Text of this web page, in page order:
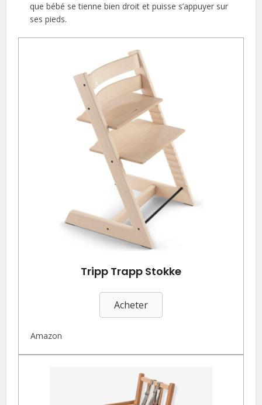
que bébé se tienne bien droit et puisse s’appuyer sur
ses pieds.
Tripp Trapp Stokke
Acheter
Amazon